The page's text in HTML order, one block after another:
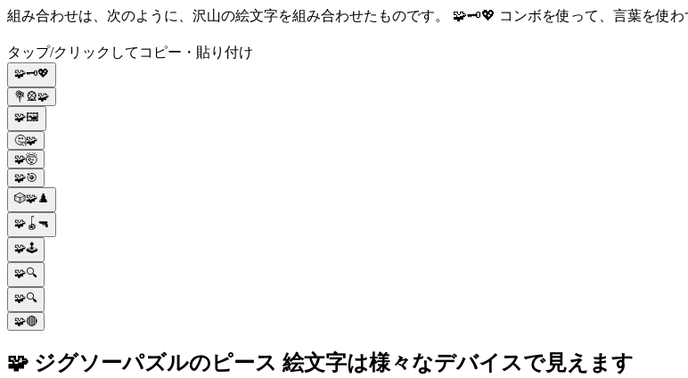
組み合わせは、次のように、沢山の絵文字を組み合わせたものです。 🧩🗝💖 コンボを使って、言葉を使わ
タップ/クリックしてコピー・貼り付け
🧩🗝💖
💐🎡🧩
🧩🖼️
🤔🧩
🧩🤯
🧩🎯
🎲🧩♟️
🧩🪀🔫
🧩🕹️
🧩🔍
🧩🔍
🧩🔴
🧩 ジグソーパズルのピース 絵文字は様々なデバイスで見えます